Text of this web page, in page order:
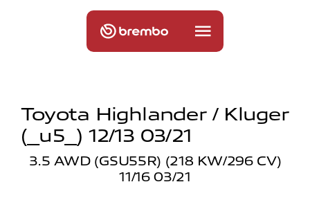
Toyota Highlander / Kluger
(_u5_) 12/13 03/21
3.5 AWD (GSU55R) (218 KW/296 CV)
11/16 03/21